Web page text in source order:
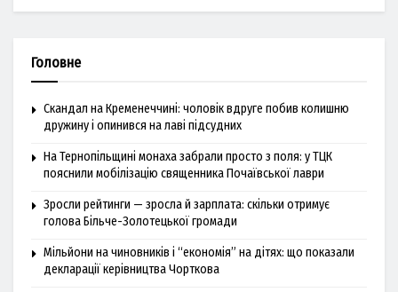
Головне
Скандал на Кременеччині: чоловік вдруге побив колишню
дружину і опинився на лаві підсудних
На Тернопільщині монаха забрали просто з поля: у ТЦК
пояснили мобілізацію священника Почаївської лаври
Зросли рейтинги — зросла й зарплата: скільки отримує
голова Більче-Золотецької громади
Мільйони на чиновників і “економія” на дітях: що показали
декларації керівництва Чорткова